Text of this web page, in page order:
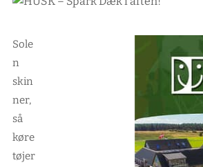
Sole
n
skin
ner,
så
køre
tøjer